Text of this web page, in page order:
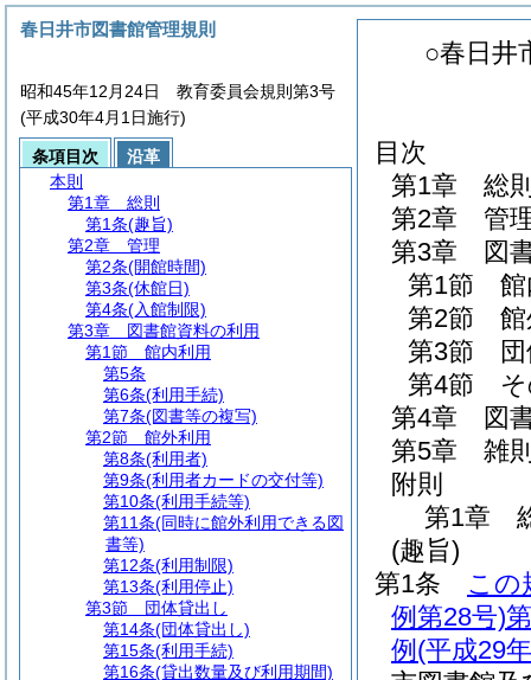
○春日井
目次
第1章
総
第2章
管
第3章
図
第1節
第2節
第3節
第4節
第4章
図
第5章
雑
附則
第1章
(趣旨)
第1条
この
例第28号)
例 (平成29
春日井市図書館管理規則
昭和45年12月24日 教育委員会規則第3号
(平成30年4月1日施行)
条項目次
沿革
本則
第1章
総則
第1条(趣旨)
第2章
管理
第2条(開館時間)
第3条(休館日)
第4条(入館制限)
第3章
図書館資料の利用
第1節
館内利用
第5条
第6条(利用手続)
第7条(図書等の複写)
第2節
館外利用
第8条(利用者)
第9条(利用者カードの交付等)
第10条(利用手続等)
第11条(同時に館外利用できる図
書等)
第12条(利用制限)
第13条(利用停止)
第3節
団体貸出し
第14条(団体貸出し)
第15条(利用手続)
第16条(貸出数量及び利用期間)